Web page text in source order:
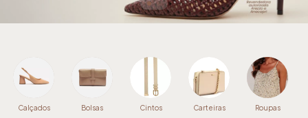
Calçados Bolsas Cintos Carteiras Roupas